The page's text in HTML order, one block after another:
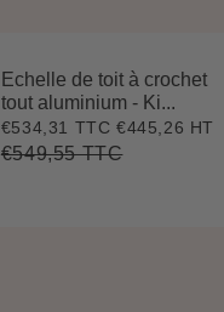
Echelle de toit à crochet
tout aluminium - Ki...
Prix
réduit
€534,31 TTC €534,31
€445,26 HT
Prix
€549,55 TTC€549,55